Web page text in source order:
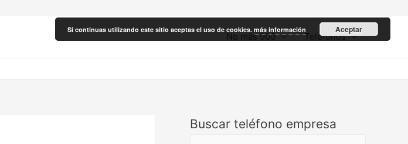
No más 900 Teléfonos
Buscar teléfono empresa
Si continuas utilizando este sitio aceptas el uso de cookies. más información Aceptar